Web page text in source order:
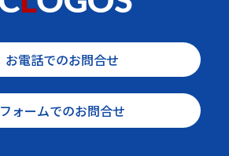
お電話でのお問合せ
フォームでのお問合せ